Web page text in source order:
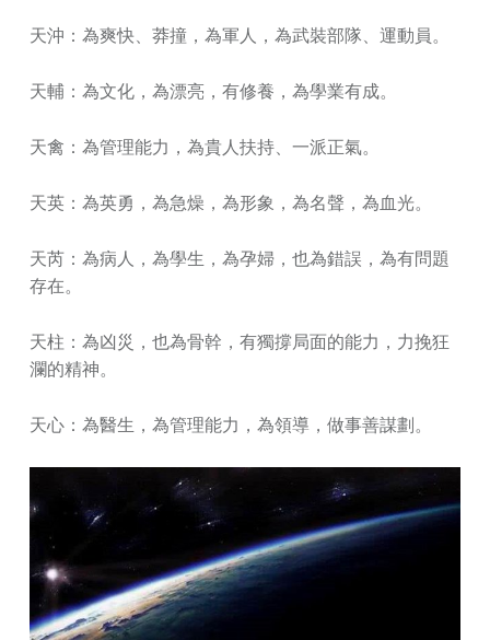
天沖：為爽快、莽撞，為軍人，為武裝部隊、運動員。
天輔：為文化，為漂亮，有修養，為學業有成。
天禽：為管理能力，為貴人扶持、一派正氣。
天英：為英勇，為急燥，為形象，為名聲，為血光。
天芮：為病人，為學生，為孕婦，也為錯誤，為有問題
存在。
天柱：為凶災，也為骨幹，有獨撐局面的能力，力挽狂
瀾的精神。
天心：為醫生，為管理能力，為領導，做事善謀劃。